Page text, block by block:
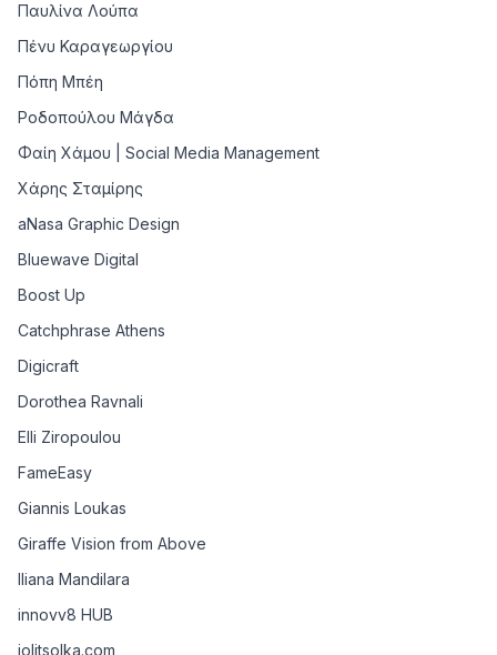
Παυλίνα Λούπα
Πένυ Καραγεωργίου
Πόπη Μπέη
Ροδοπούλου Μάγδα
Φαίη Χάμου | Social Media Management
Χάρης Σταμίρης
aNasa Graphic Design
Bluewave Digital
Boost Up
Catchphrase Athens
Digicraft
Dorothea Ravnali
Elli Ziropoulou
FameEasy
Giannis Loukas
Giraffe Vision from Above
Iliana Mandilara
innovv8 HUB
iolitsolka.com